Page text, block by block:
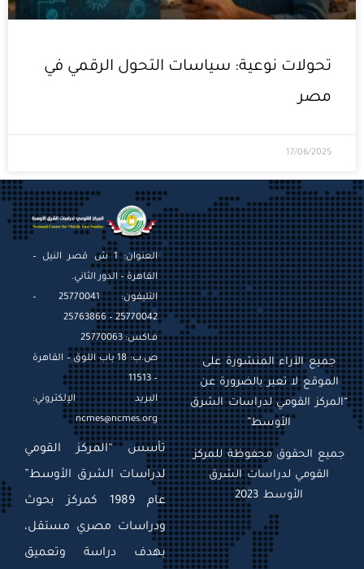
تحولات نوعية: سياسات التحول الرقمي في
مصر
17/06/2025
العنوان: 1 ش قصر النيل –
القاهرة – الدور الثاني.
التليفون: 25770041 –
25770042 – 25763866
فـاكس: 25770063
ص.ب: 18 باب اللوق – القاهرة
– 11513
البريد الإلكتروني:
ncmes@ncmes.org
تأسس “المركز القومي
لدراسات الشرق الأوسط”
عام 1989 كمركز بحوث
ودراسات مصري مستقل،
بهدف دراسة وتعميق
جميع الآراء المنشورة على
الموقع لا تعبر بالضرورة عن
“المركز القومي لدراسات الشرق
الأوسط”
جميع الحقوق محفوظة للمركز
القومي لدراسات الشرق
الأوسط 2023